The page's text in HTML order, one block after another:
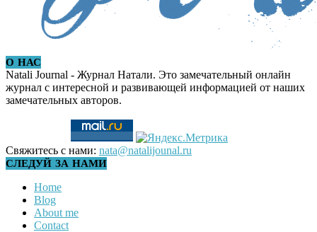
О НАС
Natali Journal - Журнал Натали. Это замечательный онлайн
журнал с интересной и развивающей информацией от наших
замечательных авторов.
Свяжитесь с нами: nata@natalijounal.ru
СЛЕДУЙ ЗА НАМИ
Home
Blog
About me
Contact